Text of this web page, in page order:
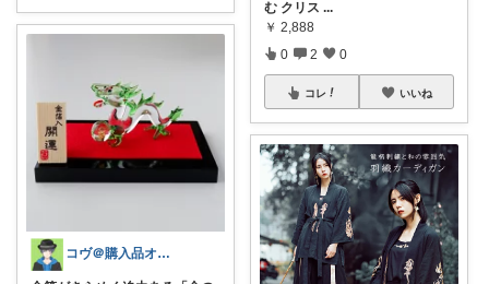
コヴ＠購入品オリ写_四毒抜き
む クリス ...
￥ 2,888
0 2 0
コレ いいね